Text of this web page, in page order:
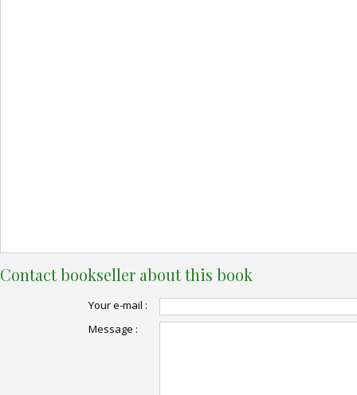
Contact bookseller about this book
Your e-mail :
Message :